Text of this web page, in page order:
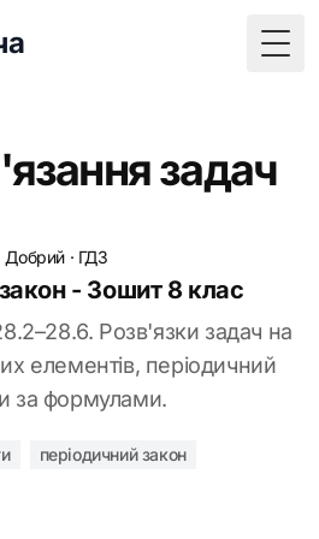
задач
Добрий · ГДЗ
- Зошит 8 клас
Розв'язки задач на
елементів, періодичний
за формулами.
періодичний закон